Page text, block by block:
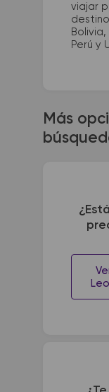
viajar
Bolivia,
Perú y
Más